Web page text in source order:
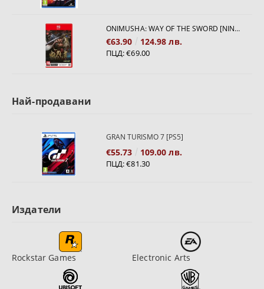
ONIMUSHA: WAY OF THE SWORD [NINTENDO SWITCH 2]
€63.90 124.98 лв.
ПЦД:€69.00
Най-продавани
GRAN TURISMO 7 [PS5]
€55.73 109.00 лв.
ПЦД:€81.30
Издатели
Rockstar Games Electronic Arts